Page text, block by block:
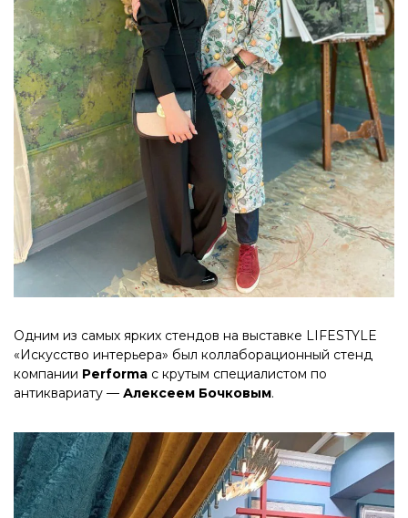
Одним из самых ярких стендов на выставке LIFESTYLE
«Искусство интерьера» был коллаборационный стенд
компании Performa с крутым специалистом по
антиквариату — Алексеем Бочковым.